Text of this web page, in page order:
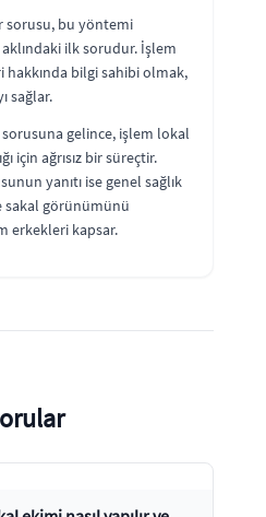
sorusu, bu yöntemi
ilk sorudur. İşlem
bilgi sahibi olmak,
sağlar.
sorusuna gelince, işlem lokal
için ağrısız bir süreçtir.
yanıtı ise genel sağlık
görünümünü
erkekleri kapsar.